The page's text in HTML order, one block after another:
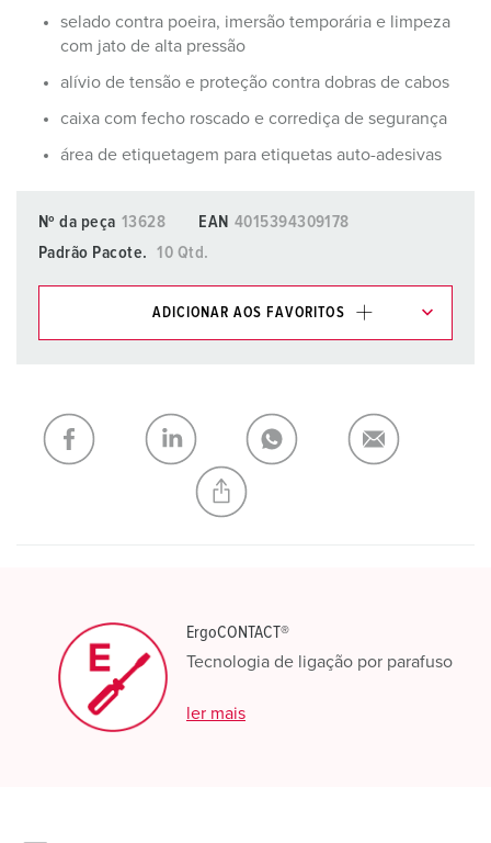
selado contra poeira, imersão temporária e limpeza
com jato de alta pressão
alívio de tensão e proteção contra dobras de cabos
caixa com fecho roscado e corrediça de segurança
área de etiquetagem para etiquetas auto-adesivas
Nº da peça 13628 EAN 4015394309178
Padrão Pacote.
10 Qtd.
ADICIONAR AOS FAVORITOS
Minha lista (0) ADICIONAR
CRIAR UMA NOVA LISTA
ErgoCONTACT®
Tecnologia de ligação por parafuso
ler mais